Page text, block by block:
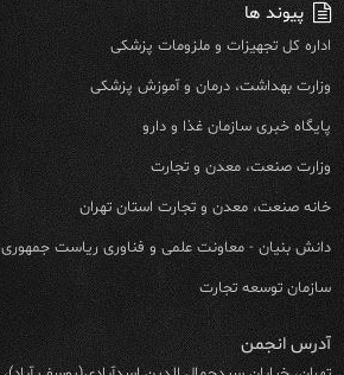
پیوند ها
اداره کل تجهیزات و ملزومات پزشکی
وزارت بهداشت، درمان و آموزش پزشکی
پایگاه خبری سازمان غذا و دارو
وزارت صنعت، معدن و تجارت
خانه صنعت، معدن و تجارت استان تهران
دانش بنیان - معاونت علمی و فناوری ریاست جمهوری
سازمان توسعه تجارت
آدرس انجمن